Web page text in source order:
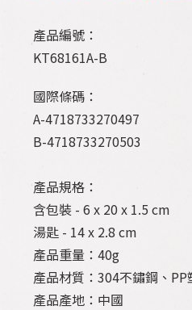
產品編號：
KT68161A-B
國際條碼：
A-4718733270497
B-4718733270503
產品規格：
含包裝 - 6 x 20 x 1.5 cm
湯匙 - 14 x 2.8 cm
產品重量：40g
產品材質：304不鏽鋼、
產品產地：中國